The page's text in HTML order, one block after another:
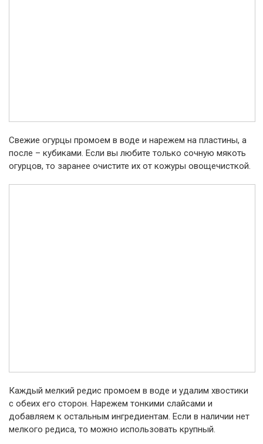
Свежие огурцы промоем в воде и нарежем на пластины, а
после – кубиками. Если вы любите только сочную мякоть
огурцов, то заранее очистите их от кожуры овощечисткой.
Каждый мелкий редис промоем в воде и удалим хвостики
с обеих его сторон. Нарежем тонкими слайсами и
добавляем к остальным ингредиентам. Если в наличии нет
мелкого редиса, то можно использовать крупный.